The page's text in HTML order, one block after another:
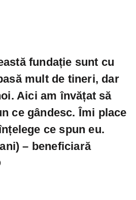
fundație sunt cu
mult de tineri, dar
Aici am învățat să
ce gândesc. Îmi place
ce spun eu.
ani)– beneficiară